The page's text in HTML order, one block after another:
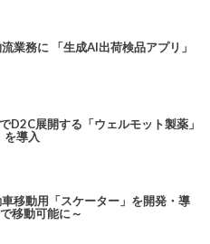
業務に 「生成AI出荷検品アプリ」
D2C展開する「ウェルモット製薬」
を導入
移動用「スケーター」を開発・導
移動可能に～